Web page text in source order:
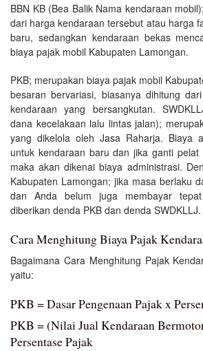
BBN KB (Bea Balik Nama kendaraan
dari harga kendaraan tersebut atau harga
baru, sedangkan kendaraan bekas
biaya pajak mobil Kabupaten Lamongan.
PKB; merupakan biaya pajak mobil
besaran bervariasi, biasanya dihitung
kendaraan yang bersangkutan.
dana kecelakaan lalu lintas jalan);
yang dikelola oleh Jasa Raharja. Biaya
untuk kendaraan baru dan jika ganti
maka akan dikenai biaya administrasi.
Kabupaten Lamongan; jika masa berlaku
dan Anda belum juga membayar
diberikan denda PKB dan denda SWDKLLJ.
Cara Menghitung Biaya Pajak
Bagaimana Cara Menghitung Pajak
yaitu:
PKB = Dasar Pengenaan Pajak x
PKB = (Nilai Jual Kendaraan
Persentase Pajak